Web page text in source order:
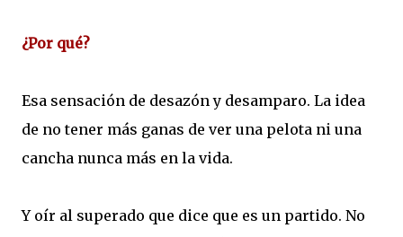
¿Por qué?
Esa sensación de desazón y desamparo. La idea
de no tener más ganas de ver una pelota ni una
cancha nunca más en la vida.
Y oír al superado que dice que es un partido. No